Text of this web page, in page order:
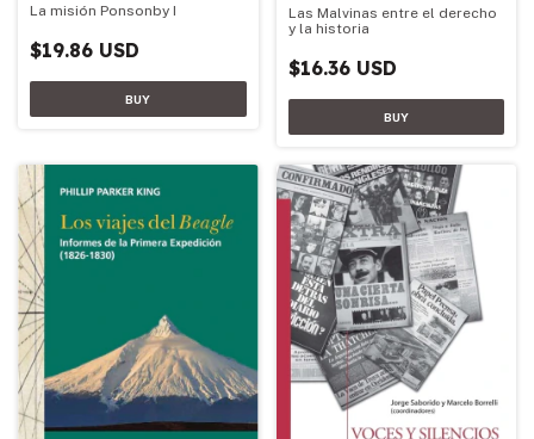
La misión Ponsonby I
$19.86 USD
Las Malvinas entre el derecho
y la historia
$16.36 USD